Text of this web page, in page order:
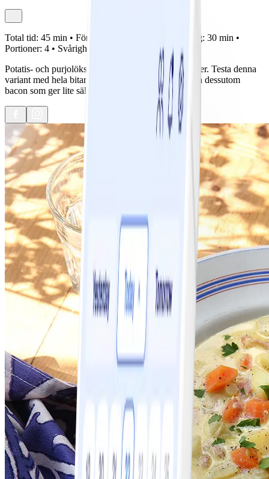
Total tid: 45 min • Förberedelse: Tillagning: 30 min •
Portioner: 4 • Svårighetsgrad:
Potatis- och purjolökssoppa är en riktigt god klassiker. Testa denna
variant med hela bitar av potatis, purjo, morötter och dessutom
bacon som ger lite sälta. Suveränt gott!